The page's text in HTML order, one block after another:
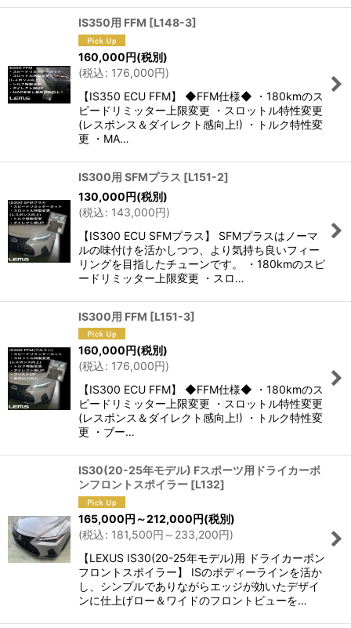
IS350用 FFM [L148-3]
160,000円(税別)
(税込: 176,000円)
【IS350 ECU FFM】 ◆FFM仕様◆ ・180kmのス
ピードリミッター上限変更 ・スロットル特性変更
(レスポンス＆ダイレクト感向上!) ・トルク特性変
更 ・MA…
IS300用 SFMプラス [L151-2]
130,000円(税別)
(税込: 143,000円)
【IS300 ECU SFMプラス】 SFMプラスはノーマ
ルの味付けを活かしつつ、より気持ち良いフィー
リングを目指したチューンです。 ・180kmのスピ
ードリミッター上限変更 ・スロ…
IS300用 FFM [L151-3]
160,000円(税別)
(税込: 176,000円)
【IS300 ECU FFM】 ◆FFM仕様◆ ・180kmのス
ピードリミッター上限変更 ・スロットル特性変更
(レスポンス＆ダイレクト感向上!) ・トルク特性変
更 ・ブー…
IS30(20-25年モデル) Fスポーツ用ドライカーボ
ンフロントスポイラー [L132]
165,000円 ～212,000円(税別)
(税込: 181,500円 ～233,200円)
【LEXUS IS30(20-25年モデル)用 ドライカーボン
フロントスポイラー】 ISのボディーラインを活か
し、シンプルでありながらエッジが効いたデザイ
ンに仕上げロー＆ワイドのフロントビューを…